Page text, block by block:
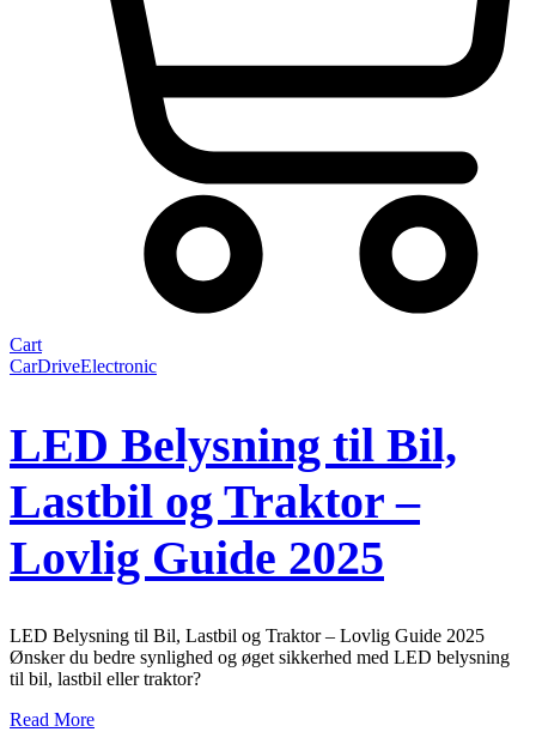
Cart
CarDriveElectronic
LED Belysning til Bil,
Lastbil og Traktor –
Lovlig Guide 2025
LED Belysning til Bil, Lastbil og Traktor – Lovlig Guide 2025
Ønsker du bedre synlighed og øget sikkerhed med LED belysning
til bil, lastbil eller traktor?
Read More